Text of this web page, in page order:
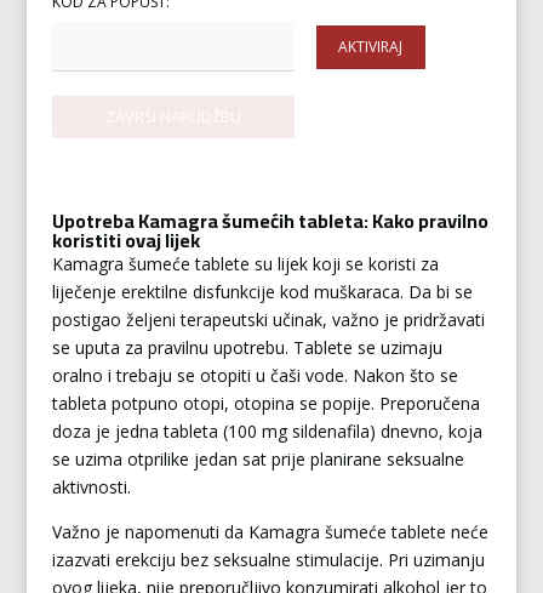
AKTIVIRAJ
Upotreba Kamagra šumećih tableta: Kako pravilno
koristiti ovaj lijek
Kamagra šumeće tablete su lijek koji se koristi za
liječenje erektilne disfunkcije kod muškaraca. Da bi se
postigao željeni terapeutski učinak, važno je pridržavati
se uputa za pravilnu upotrebu. Tablete se uzimaju
oralno i trebaju se otopiti u čaši vode. Nakon što se
tableta potpuno otopi, otopina se popije. Preporučena
doza je jedna tableta (100 mg sildenafila) dnevno, koja
se uzima otprilike jedan sat prije planirane seksualne
aktivnosti.
Važno je napomenuti da Kamagra šumeće tablete neće
izazvati erekciju bez seksualne stimulacije. Pri uzimanju
ovog lijeka, nije preporučljivo konzumirati alkohol jer to